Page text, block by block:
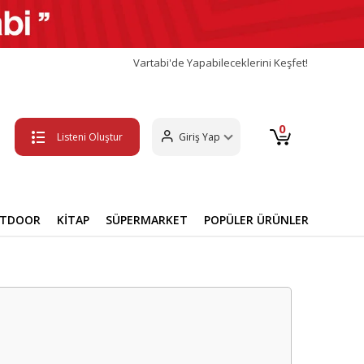
Vartabi'de Yapabileceklerini Keşfet!
Listeni Oluştur Giriş Yap 0
KİTAP SÜPERMARKET POPÜLER ÜRÜNLER